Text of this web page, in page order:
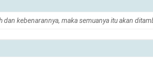
Allah dan kebenarannya,